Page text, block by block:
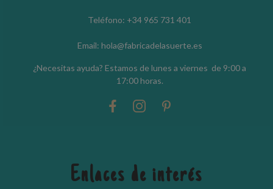
Teléfono: +34 965 731 401
Email: hola@fabricadelasuerte.es
¿Necesitas ayuda? Estamos de lunes a viernes de 9:00 a
17:00 horas.
Enlaces de interés